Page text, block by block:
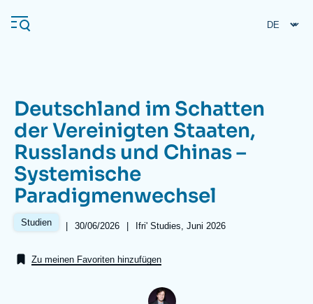
zum
Inhalt
Navigation
principale
Ifri
Veröffentlichungen
Über ifri Häufige Suchanfragen
Deutschland im Schatten
der Vereinigten Staaten,
Russlands und Chinas –
Systemische
Paradigmenwechsel
Studien |
Date
publication
30/06/2026 | Références
Ifri' Studies, Juni 2026
Zu meinen Favoriten hinzufügen